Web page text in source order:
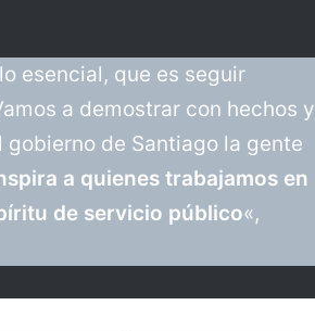
esencial, que es seguir
a demostrar con hechos y
de Santiago la gente
a quienes trabajamos en
de servicio público«,